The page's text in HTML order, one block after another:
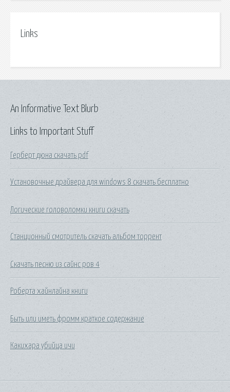
Links
Links to Important Stuff
Герберт дюна скачать pdf
Установочные драйвера для windows 8 скачать бесплатно
Логические головоломки книги скачать
Станционный смотритель скачать альбом торрент
Скачать песню из сайнс ров 4
Роберта хайнлайна книги
Быть или иметь фромм краткое содержание
Какихара убийца ичи
An Informative Text Blurb